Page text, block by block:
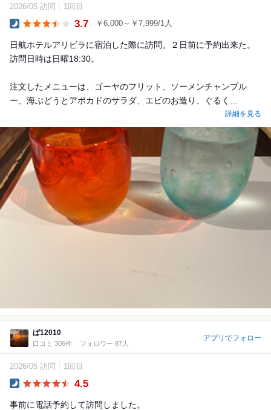
2026/05 訪問 1回目
3.7 ￥6,000～￥7,999/1人
日航ホテルアリビラに宿泊した際に訪問。２日前に予約出来た。
訪問日時は日曜18:30。
注文したメニューは、ゴーヤのフリット、ソーメンチャンプル
ー、海ぶどうとアボカドのサラダ、エビのお造り、ぐるく...
詳細を見る
ぱ12010
口コミ 306件 フォロワー 87人
アプリでフォロー
2026/05 訪問 1回目
4.5
事前に電話予約して訪問しました。